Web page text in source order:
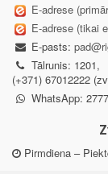
E-adrese
E-adrese (tikai
E-pasts:
Tālrunis: 1201,
(+371) 67012222
WhatsApp:
Pirmdiena –